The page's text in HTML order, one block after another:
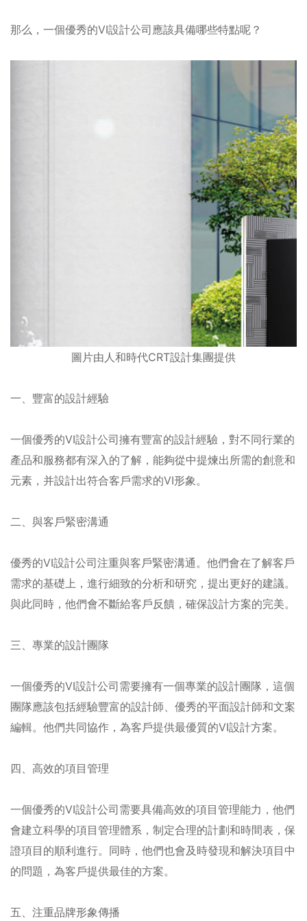
那么，一個優秀的VI設計公司應該具備哪些特點呢？
圖片由人和時代CRT設計集團提供
一、豐富的設計經驗
一個優秀的VI設計公司擁有豐富的設計經驗，對不同行業的
產品和服務都有深入的了解，能夠從中提煉出所需的創意和
元素，并設計出符合客戶需求的VI形象。
二、與客戶緊密溝通
優秀的VI設計公司注重與客戶緊密溝通。他們會在了解客戶
需求的基礎上，進行細致的分析和研究，提出更好的建議。
與此同時，他們會不斷給客戶反饋，確保設計方案的完美。
三、專業的設計團隊
一個優秀的VI設計公司需要擁有一個專業的設計團隊，這個
團隊應該包括經驗豐富的設計師、優秀的平面設計師和文案
編輯。他們共同協作，為客戶提供最優質的VI設計方案。
四、高效的項目管理
一個優秀的VI設計公司需要具備高效的項目管理能力，他們
會建立科學的項目管理體系，制定合理的計劃和時間表，保
證項目的順利進行。同時，他們也會及時發現和解決項目中
的問題，為客戶提供最佳的方案。
五、注重品牌形象傳播